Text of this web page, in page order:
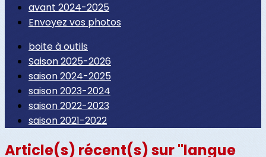
avant 2024-2025
Envoyez vos photos
boite à outils
Saison 2025-2026
saison 2024-2025
saison 2023-2024
saison 2022-2023
saison 2021-2022
Article(s) récent(s) sur "langue